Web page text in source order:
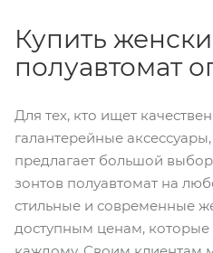
Купить
полуавтомат
Для тех, кто ищет
галантерейные
предлагает большой
зонтов полуавтомат на
стильные и современные
доступным ценам, которые